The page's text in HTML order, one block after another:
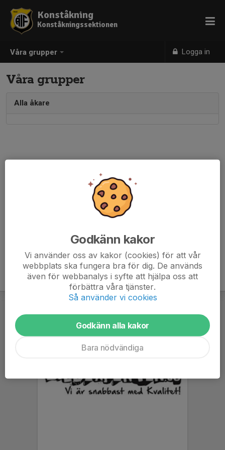
Våra grupper Logga in
Konståkning
Konståkningssektionen
Våra grupper
Alla åkare
Godkänn kakor
Vi använder oss av kakor (cookies) för att vår
webbplats ska fungera bra för dig. De används
även för webbanalys i syfte att hjälpa oss att
förbättra våra tjänster.
Så använder vi cookies
Godkänn alla kakor
Bara nödvändiga